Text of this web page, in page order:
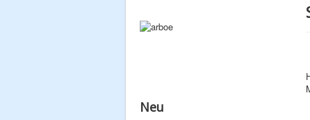
Neu